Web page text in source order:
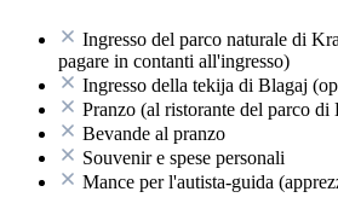
Ingresso del parco naturale di
pagare in contanti all'ingresso)
Ingresso della tekija di Blagaj
Pranzo (al ristorante del parco
Bevande al pranzo
Souvenir e spese personali
Mance per l'autista-guida